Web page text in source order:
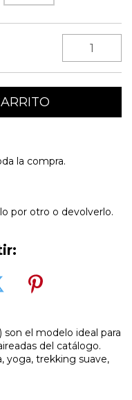
la compra.
por otro o devolverlo.
el modelo ideal para
del catálogo.
yoga, trekking suave,